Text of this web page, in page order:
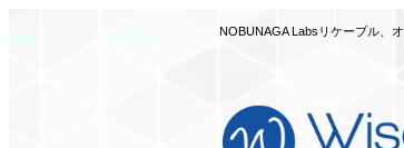
NOBUNAGA Labsリケーブル、